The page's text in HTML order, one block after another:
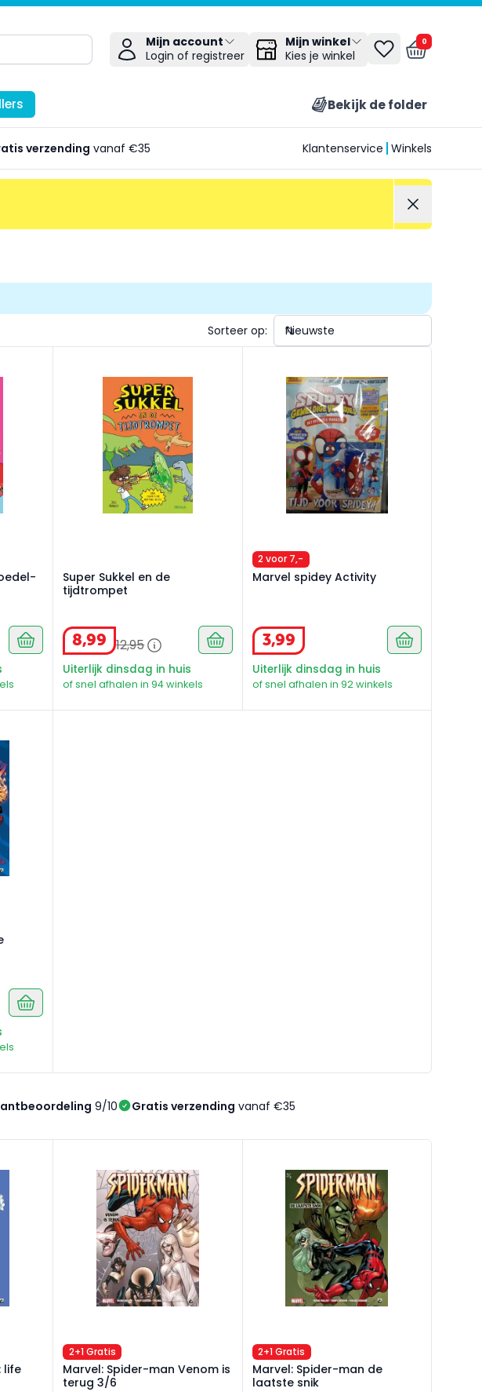
Mijn account
Login of registreer
Mijn winkel
Kies je winkel
0
Bekijk de folder
verzending vanaf €35 Klantenservice Winkels
Sorteer op:
Super Sukkel en de
tijdtrompet
8,99 12,95
Uiterlijk dinsdag in huis
of snel afhalen in 94 winkels
2 voor 7,-
Marvel spidey Activity
3,99
Uiterlijk dinsdag in huis
of snel afhalen in 92 winkels
9/10 Gratis verzending vanaf €35
life
2+1 Gratis
Marvel: Spider-man Venom is
terug 3/6
2+1 Gratis
Marvel: Spider-man de
laatste snik